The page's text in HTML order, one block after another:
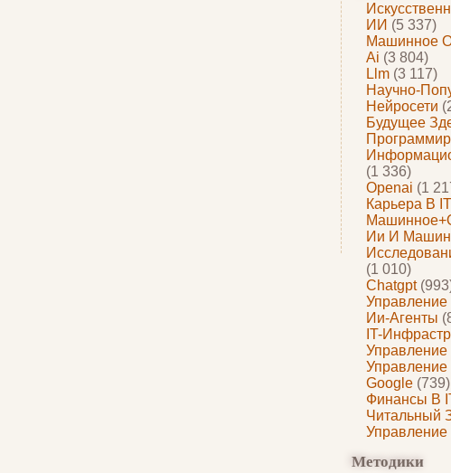
ИИ (5 337)
Машинное
Ai (3 804)
Llm (3 117)
Научно-
Нейросети
Будущее
(1 336)
Openai (1
Карьера В
Ии И
(1 010)
Chatgpt
Управление
Ии-Агенты
IT-
Управление
Google (739)
Финансы В
Читальный
Методики